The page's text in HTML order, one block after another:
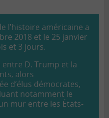
l’histoire américaine a
2018 et le 25 janvier
et 3 jours.
D. Trump et la
alors
d’élus démocrates,
notamment le
mur entre les États-